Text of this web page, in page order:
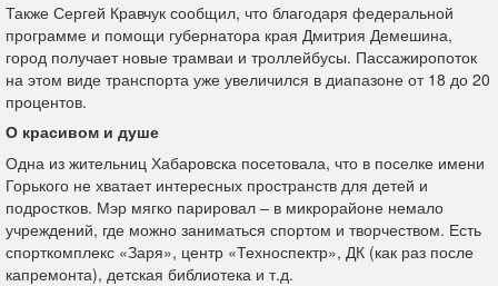
Также Сергей Кравчук сообщил, что благодаря федеральной
программе и помощи губернатора края Дмитрия Демешина,
город получает новые трамваи и троллейбусы. Пассажиропоток
на этом виде транспорта уже увеличился в диапазоне от 18 до 20
процентов.
О красивом и душе
Одна из жительниц Хабаровска посетовала, что в поселке имени
Горького не хватает интересных пространств для детей и
подростков. Мэр мягко парировал – в микрорайоне немало
учреждений, где можно заниматься спортом и творчеством. Есть
спорткомплекс «Заря», центр «Техноспектр», ДК (как раз после
капремонта), детская библиотека и т.д.